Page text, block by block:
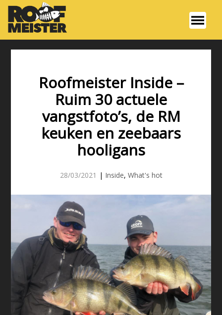
Roofmeister Inside –
Ruim 30 actuele
vangstfoto’s, de RM
keuken en zeebaars
hooligans
28/03/2021 | Inside, What's hot